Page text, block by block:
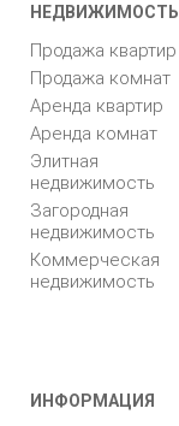
НЕДВИЖИМОСТЬ
Продажа квартир
Продажа комнат
Аренда квартир
Аренда комнат
Элитная
недвижимость
Загородная
недвижимость
Коммерческая
недвижимость
ИНФОРМАЦИЯ